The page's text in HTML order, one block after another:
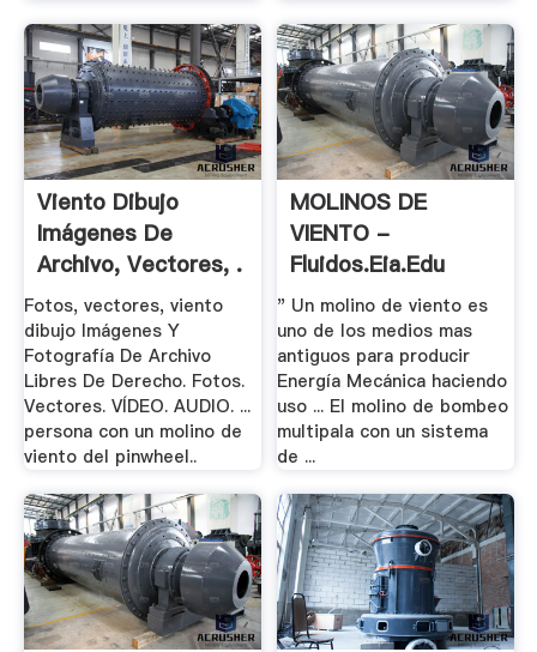
Viento Dibujo
Imágenes De
Archivo, Vectores, .
Fotos, vectores, viento
dibujo Imágenes Y
Fotografía De Archivo
Libres De Derecho. Fotos.
Vectores. VÍDEO. AUDIO. ...
persona con un molino de
viento del pinwheel..
MOLINOS DE
VIENTO -
Fluidos.eia.edu
" Un molino de viento es
uno de los medios mas
antiguos para producir
Energía Mecánica haciendo
uso ... El molino de bombeo
multipala con un sistema
de ...